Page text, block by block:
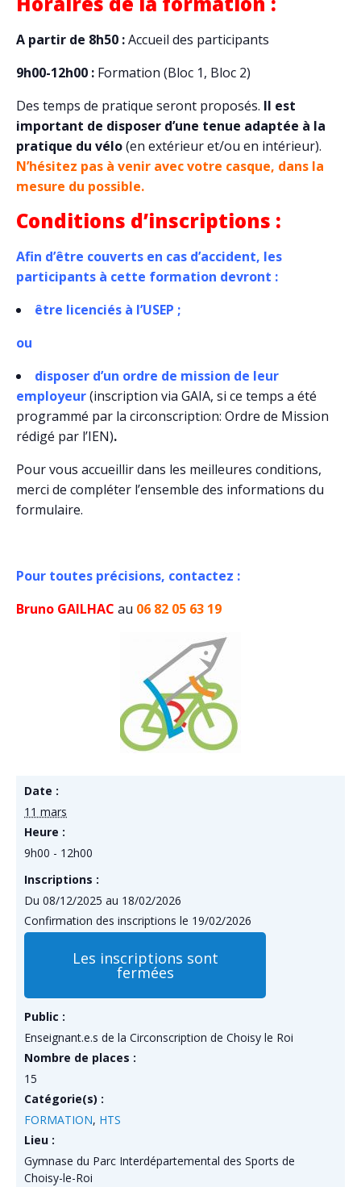
A partir de 8h50 :Accueil des participants
9h00-12h00 : Formation (Bloc 1, Bloc 2)
Des temps de pratique seront proposés. Il est
important de disposer d’une tenue adaptée à la
pratique du vélo(en extérieur et/ou en intérieur).
N’hésitez pas à venir avec votre casque, dans la
mesure du possible.
Conditions d’inscriptions :
Afin d’être couverts en cas d’accident, les
participants à cette formation devront :
être licenciés à l’USEP ;
ou
disposer d’un ordre de mission de leur
employeur(inscription via GAIA, si ce temps a été
programmé par la circonscription: Ordre de Mission
rédigé par l’IEN).
Pour vous accueillir dans les meilleures conditions,
merci de compléter l’ensemble des informations du
formulaire.
Pour toutes précisions, contactez :
Bruno GAILHAC au 06 82 05 63 19
Date :
11 mars
Heure :
9h00 - 12h00
Inscriptions :
Du 08/12/2025 au 18/02/2026
Confirmation des inscriptions le 19/02/2026
Les inscriptions sont
fermées
Public :
Enseignant.e.s de la Circonscription de Choisy le Roi
Nombre de places :
15
Catégorie(s) :
FORMATION, HTS
Lieu :
Gymnase du Parc Interdépartemental des Sports de
Choisy-le-Roi